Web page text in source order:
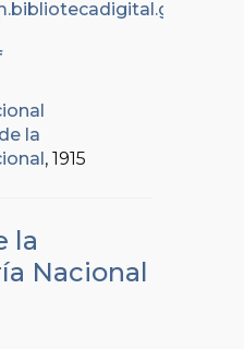
la
, 1915
la
Nacional